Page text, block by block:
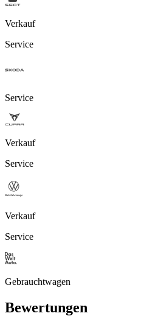
Verkauf
Service
Service
Verkauf
Service
Verkauf
Service
Gebrauchtwagen
Bewertungen